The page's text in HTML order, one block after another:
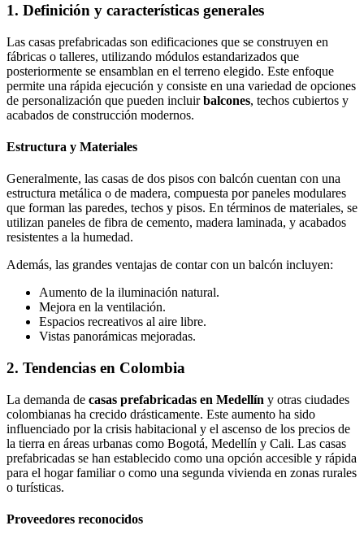
1. Definición y características generales
Las casas prefabricadas son edificaciones que se construyen en
fábricas o talleres, utilizando módulos estandarizados que
posteriormente se ensamblan en el terreno elegido. Este enfoque
permite una rápida ejecución y consiste en una variedad de opciones
de personalización que pueden incluirbalcones, techos cubiertos y
acabados de construcción modernos.
Estructura y Materiales
Generalmente, las casas de dos pisos con balcón cuentan con una
estructura metálica o de madera, compuesta por paneles modulares
que forman las paredes, techos y pisos. En términos de materiales, se
utilizan paneles de fibra de cemento, madera laminada, y acabados
resistentes a la humedad.
Además, las grandes ventajas de contar con un balcón incluyen:
Aumento de la iluminación natural.
Mejora en la ventilación.
Espacios recreativos al aire libre.
Vistas panorámicas mejoradas.
2. Tendencias en Colombia
La demanda de casas prefabricadas en Medellín y otras ciudades
colombianas ha crecido drásticamente. Este aumento ha sido
influenciado por la crisis habitacional y el ascenso de los precios de
la tierra en áreas urbanas como Bogotá, Medellín y Cali. Las casas
prefabricadas se han establecido como una opción accesible y rápida
para el hogar familiar o como una segunda vivienda en zonas rurales
o turísticas.
Proveedores reconocidos